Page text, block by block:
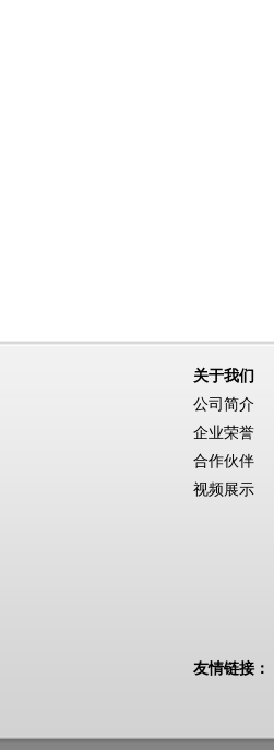
关于我们
公司简介
企业荣誉
合作伙伴
视频展示
友情链接：